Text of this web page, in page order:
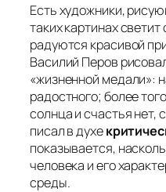
Есть художники,
таких картинах
радуются красивой
Василий Перов
«жизненной медали»:
радостного; более
солнца и счастья нет,
писал в духе
показывается,
человека и его
среды.